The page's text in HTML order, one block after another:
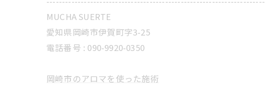
MUCHA SUERTE
愛知県岡崎市伊賀町字3-25
電話番号 : 090-9920-0350
岡崎市のアロマを使った施術